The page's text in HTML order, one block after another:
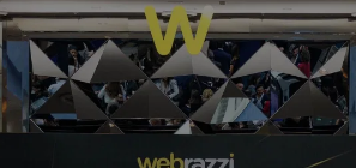
araçların bisiklet
etrafında nasıl hareket
dair bir yönerge